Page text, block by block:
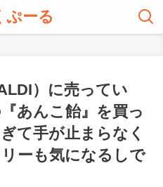
ぷーる
）に売ってい
あんこ飴』を買っ
て手が止まらなく
ーも気になるしで